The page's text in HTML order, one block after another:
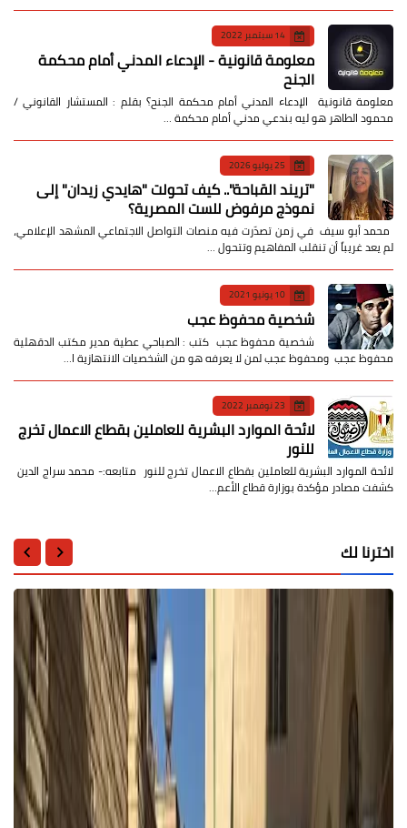
14 سبتمبر 2022
معلومة قانونية - الإدعاء المدني أمام محكمة
الجنح
معلومة قانونية الإدعاء المدني أمام محكمة الجنح؟ بقلم : المستشار القانوني /
محمود الطاهر هو ليه بندعي مدني أمام محكمة …
25 يوليو 2026
​"تريند القباحة".. كيف تحولت "هايدي زيدان" إلى
نموذج مرفوض للست المصرية؟
​ محمد أبو سيف ​في زمن تصدّرت فيه منصات التواصل الاجتماعي المشهد الإعلامي،
لم يعد غريباً أن تنقلب المفاهيم وتتحول …
10 يونيو 2021
شخصية محفوظ عجب
شخصية محفوظ عجب كتب : الصباحي عطية مدير مكتب الدقهلية
محفوظ عجب ومحفوظ عجب لمن لا يعرفه هو من الشخصيات الانتهازية ا…
23 نوفمبر 2022
لائحة الموارد البشرية للعاملين بقطاع الاعمال تخرج
للنور
لائحة الموارد البشرية للعاملين بقطاع الاعمال تخرج للنور متابعه:- محمد سراج الدين
كشفت مصادر مؤكدة بوزارة قطاع الأعم…
اخترنا لك